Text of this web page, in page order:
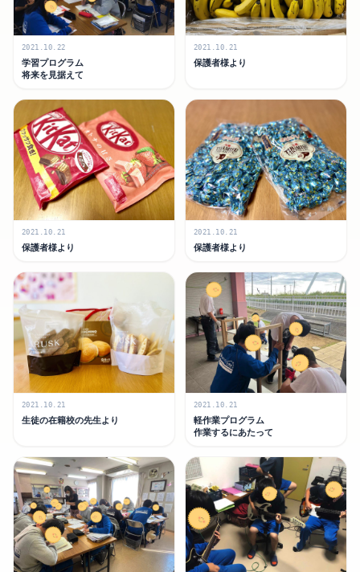
2021.10.22
学習プログラム
将来を見据えて
2021.10.21
保護者様より
2021.10.21
保護者様より
2021.10.21
保護者様より
2021.10.21
生徒の在籍校の先生より
2021.10.21
軽作業プログラム
作業するにあたって